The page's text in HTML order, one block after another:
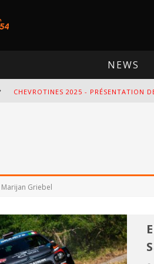
NEWS
CHEVROTINES 2025 - PRÉSENTATION
Marijan Griebel